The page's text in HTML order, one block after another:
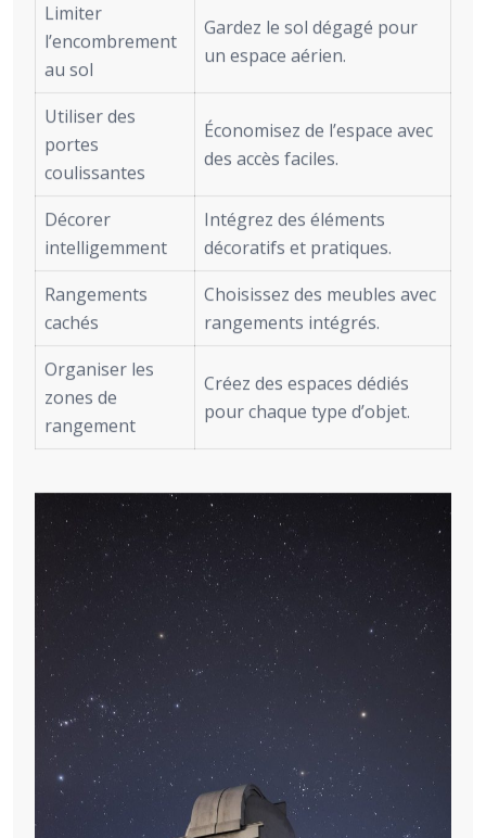
Limiter
l’encombrement
au sol
Gardez le sol dégagé pour
un espace aérien.
Utiliser des
portes
coulissantes
Économisez de l’espace avec
des accès faciles.
Décorer
intelligemment
Intégrez des éléments
décoratifs et pratiques.
Rangements
cachés
Choisissez des meubles avec
rangements intégrés.
Organiser les
zones de
rangement
Créez des espaces dédiés
pour chaque type d’objet.